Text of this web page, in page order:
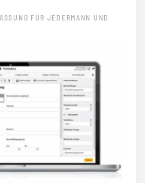
FÜR JEDERMANN UND